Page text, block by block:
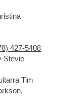
427-5408
Stevie
Tim